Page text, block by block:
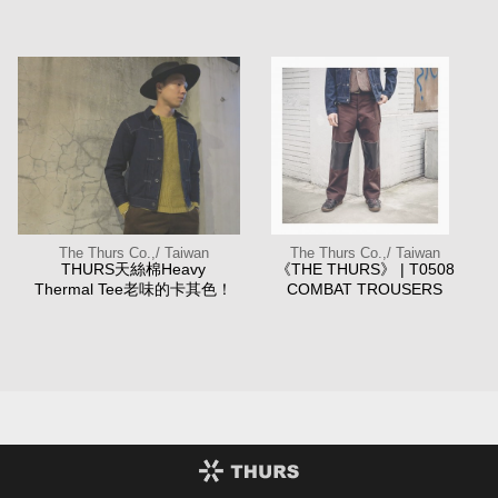
The Thurs Co.,/ Taiwan
THURS天絲棉Heavy
Thermal Tee老味的卡其色！
The Thurs Co.,/ Taiwan
《THE THURS》 | T0508
COMBAT TROUSERS